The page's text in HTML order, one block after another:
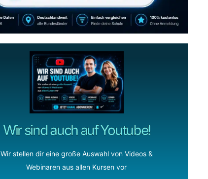
Wir sind auch auf Youtube!
Wir stellen dir eine große Auswahl von Videos &
Webinaren aus allen Kursen vor
ZUM YOUTUBE KANAL